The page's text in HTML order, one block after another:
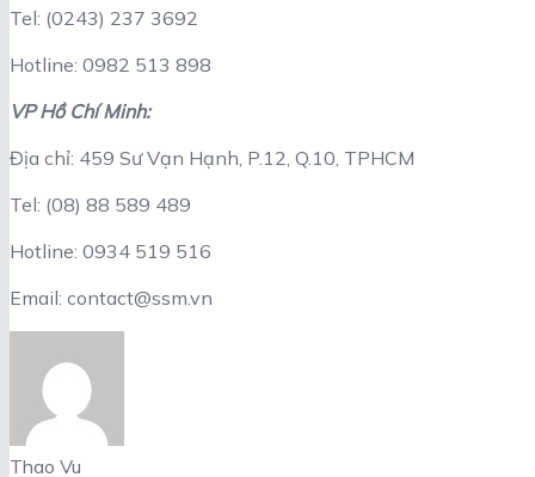
Tel: (0243) 237 3692
Hotline: 0982 513 898
VP Hồ Chí Minh:
Địa chỉ: 459 Sư Vạn Hạnh, P.12, Q.10, TPHCM
Tel: (08) 88 589 489
Hotline: 0934 519 516
Email: contact@ssm.vn
Thao Vu